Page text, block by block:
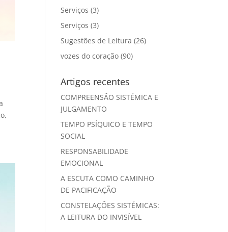
Serviços (3)
Serviços (3)
Sugestões de Leitura (26)
vozes do coração (90)
Artigos recentes
COMPREENSÃO SISTÉMICA E
JULGAMENTO
TEMPO PSÍQUICO E TEMPO
SOCIAL
RESPONSABILIDADE
EMOCIONAL
A ESCUTA COMO CAMINHO
DE PACIFICAÇÃO
CONSTELAÇÕES SISTÉMICAS:
A LEITURA DO INVISÍVEL